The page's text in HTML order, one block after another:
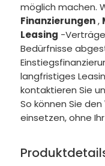
möglich machen.
Finanzierungen,
Leasing -
Bedürfnisse
langfristiges
kontaktieren Sie
So können Sie den
einsetzen, ohne